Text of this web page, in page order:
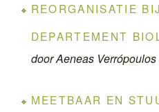
REORGANISATIE
DEPARTEMENT
door Aeneas Verrópoulos
MEETBAAR EN